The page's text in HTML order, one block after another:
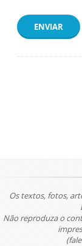
ENVIAR
Os textos, fotos,
Não reproduza o